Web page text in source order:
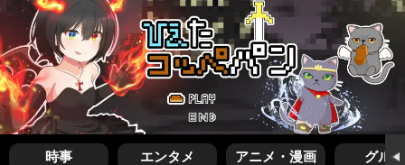
時事 エンタメ アニメ・漫画 グルメ